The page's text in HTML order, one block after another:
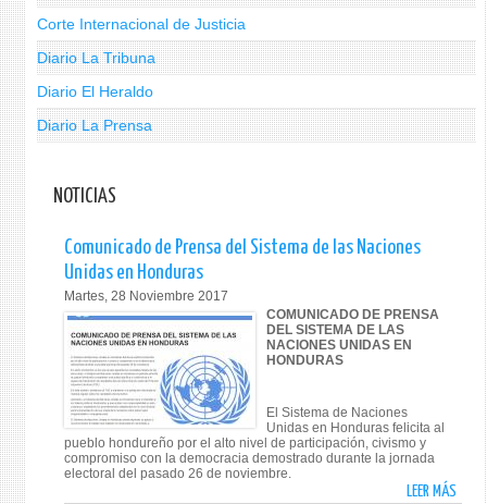
Corte Internacional de Justicia
Diario La Tribuna
Diario El Heraldo
Diario La Prensa
NOTICIAS
Comunicado de Prensa del Sistema de las Naciones
Unidas en Honduras
Martes, 28 Noviembre 2017
COMUNICADO DE PRENSA
DEL SISTEMA DE LAS
NACIONES UNIDAS EN
HONDURAS
El Sistema de Naciones
Unidas en Honduras felicita al
pueblo hondureño por el alto nivel de participación, civismo y
compromiso con la democracia demostrado durante la jornada
electoral del pasado 26 de noviembre.
LEER MÁS